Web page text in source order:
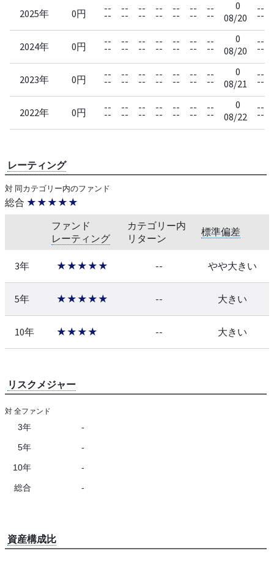
2025年 0円 --
--
--
--
--
--
--
--
--
--
--
--
--
--
0
08/20
--
--
2024年 0円 --
--
--
--
--
--
--
--
--
--
--
--
--
--
0
08/20
--
--
2023年 0円 --
--
--
--
--
--
--
--
--
--
--
--
--
--
0
08/21
--
--
2022年 0円 --
--
--
--
--
--
--
--
--
--
--
--
--
--
0
08/22
--
--
レーティング
対 同カテゴリー内のファンド
総合 ★★★★★
ファンド
レーティング
カテゴリー内
リターン
標準偏差
3年 ★★★★★ -- やや大きい
5年 ★★★★★ -- 大きい
10年 ★★★★ -- 大きい
リスクメジャー
対 全ファンド
3年 -
5年 -
10年 -
総合 -
資産構成比